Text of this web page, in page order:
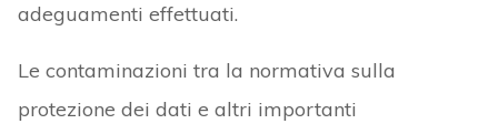
adeguamenti effettuati.
Le contaminazioni tra la normativa sulla
protezione dei dati e altri importanti